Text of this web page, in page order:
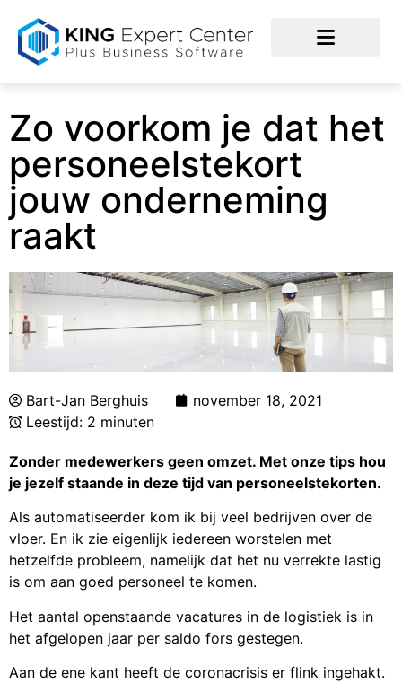
Zo voorkom je dat het
personeelstekort
jouw onderneming
raakt
Bart-Jan Berghuis
november 18, 2021
Leestijd: 2 minuten
Zonder medewerkers geen omzet. Met onze tips hou
je jezelf staande in deze tijd van personeelstekorten.
Als automatiseerder kom ik bij veel bedrijven over de
vloer. En ik zie eigenlijk iedereen worstelen met
hetzelfde probleem, namelijk dat het nu verrekte lastig
is om aan goed personeel te komen.
Het aantal openstaande vacatures in de logistiek is in
het afgelopen jaar per saldo fors gestegen.
Aan de ene kant heeft de coronacrisis er flink ingehakt.